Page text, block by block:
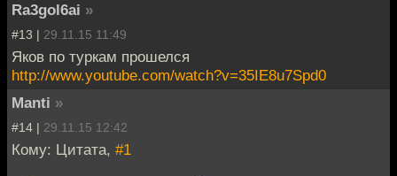
Ra3gol6ai »
#13 | 29.11.15 11:49
Яков по туркам прошелся
http://www.youtube.com/watch?v=35IE8u7Spd0
Manti »
#14 | 29.11.15 12:42
Кому: Цитата, #1